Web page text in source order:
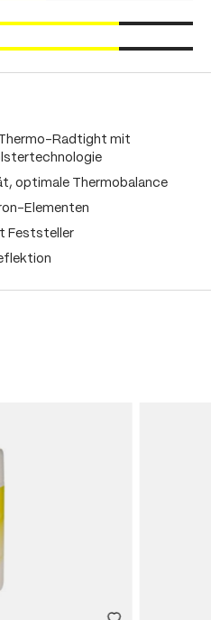
Radtight mit
optimale Thermobalance
Elementen
Feststeller